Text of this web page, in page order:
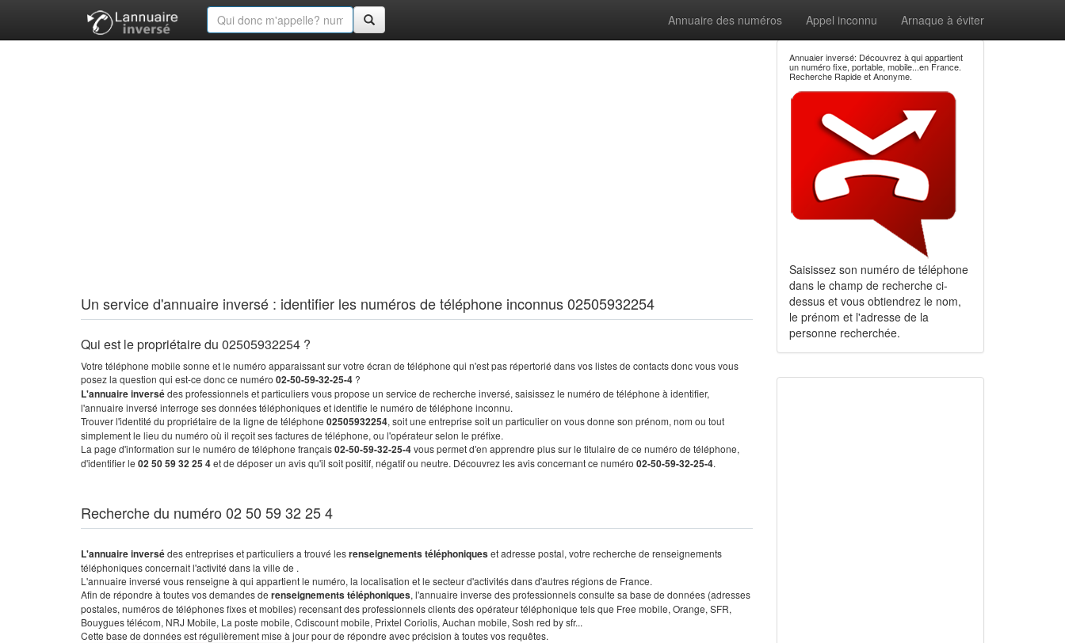
Annuaire des numéros Appel inconnu Arnaque à éviter
Un service d'annuaire inversé : identifier les numéros de téléphone inconnus 02505932254
Qui est le propriétaire du 02505932254 ?
Votre téléphone mobile sonne et le numéro apparaissant sur votre écran de téléphone qui n'est pas répertorié dans vos listes de contacts donc vous vous
posez la question qui est-ce donc ce numéro 02-50-59-32-25-4 ?
L'annuaire inversédes professionnels et particuliers vous propose un service de recherche inversé, saisissez le numéro de téléphone à identifier,
l'annuaire inversé interroge ses données téléphoniques et identifie le numéro de téléphone inconnu.
Trouver l'identité du propriétaire de la ligne de téléphone 02505932254, soit une entreprise soit un particulier on vous donne son prénom, nom ou tout
simplement le lieu du numéro où il reçoit ses factures de téléphone, ou l'opérateur selon le préfixe.
La page d'information sur le numéro de téléphone français02-50-59-32-25-4vous permet d'en apprendre plus sur le titulaire de ce numéro de téléphone,
d'identifier le 02 50 59 32 25 4et de déposer un avis qu'il soit positif, négatif ou neutre. Découvrez les avis concernant ce numéro 02-50-59-32-25-4.
Recherche du numéro 02 50 59 32 25 4
L'annuaire inversédes entreprises et particuliers a trouvé lesrenseignements téléphoniqueset adresse postal, votre recherche de renseignements
téléphoniques concernait l'activité dans la ville de .
L'annuaire inversé vous renseigne à qui appartient le numéro, la localisation et le secteur d'activités dans d'autres régions de France.
Afin de répondre à toutes vos demandes de renseignements téléphoniques, l'annuaire inverse des professionnels consulte sa base de données (adresses
postales, numéros de téléphones fixes et mobiles) recensant des professionnels clients des opérateur téléphonique tels que Free mobile, Orange, SFR,
Bouygues télécom, NRJ Mobile, La poste mobile, Cdiscount mobile, Prixtel Coriolis, Auchan mobile, Sosh red by sfr...
Cette base de données est régulièrement mise à jour pour de répondre avec précision à toutes vos requêtes.
Annuaier inversé: Découvrez à qui appartient
un numéro fixe, portable, mobile...en France.
Recherche Rapide et Anonyme.
Saisissez son numéro de téléphone
dans le champ de recherche ci-
dessus et vous obtiendrez le nom,
le prénom et l'adresse de la
personne recherchée.